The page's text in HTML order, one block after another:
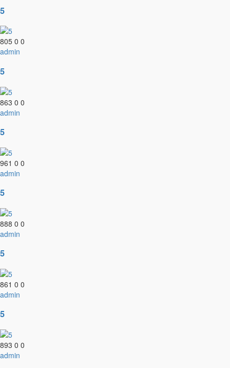
5
805 0 0
admin
5
863 0 0
admin
5
961 0 0
admin
5
888 0 0
admin
5
861 0 0
admin
5
893 0 0
admin